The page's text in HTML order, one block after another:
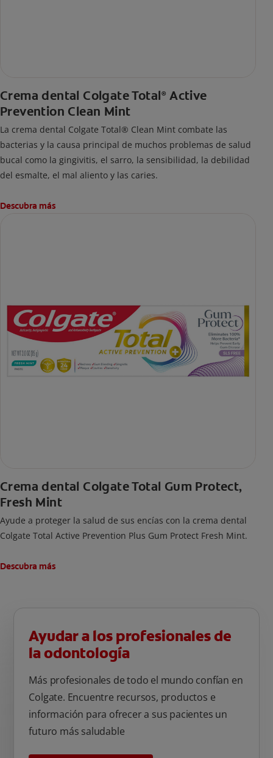
Crema dental Colgate Total® Active
Prevention Clean Mint
La crema dental Colgate Total® Clean Mint combate las
bacterias y la causa principal de muchos problemas de salud
bucal como la gingivitis, el sarro, la sensibilidad, la debilidad
del esmalte, el mal aliento y las caries.
Descubra más
Crema dental Colgate Total Gum Protect,
Fresh Mint
Ayude a proteger la salud de sus encías con la crema dental
Colgate Total Active Prevention Plus Gum Protect Fresh Mint.
Descubra más
Ayudar a los profesionales de
la odontología
Más profesionales de todo el mundo confían en
Colgate. Encuentre recursos, productos e
información para ofrecer a sus pacientes un
futuro más saludable